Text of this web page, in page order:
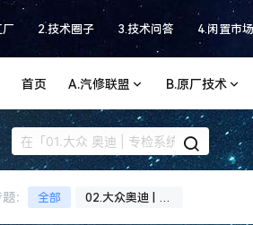
2.技术圈子 3.技术问答 4.闲置市场
首页 A.汽修联盟 B.原厂技术
： 全部
02.大众奥迪 | 专